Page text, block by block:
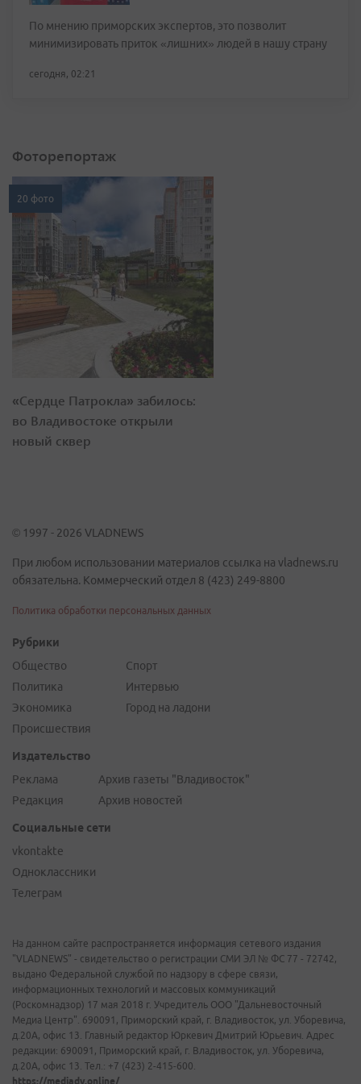
По мнению приморских экспертов, это позволит
минимизировать приток «лишних» людей в нашу страну
сегодня, 02:21
Фоторепортаж
20 фото
«Сердце Патрокла» забилось:
во Владивостоке открыли
новый сквер
© 1997 - 2026 VLADNEWS
При любом использовании материалов ссылка на vladnews.ru
обязательна. Коммерческий отдел 8 (423) 249-8800
Политика обработки персональных данных
Рубрики
Общество
Политика
Экономика
Происшествия
Спорт
Интервью
Город на ладони
Издательство
Реклама
Редакция
Архив газеты "Владивосток"
Архив новостей
Социальные сети
vkontakte
Одноклассники
Телеграм
На данном сайте распространяется информация сетевого издания
"VLADNEWS" - свидетельство о регистрации СМИ ЭЛ № ФС 77 - 72742,
выдано Федеральной службой по надзору в сфере связи,
информационных технологий и массовых коммуникаций
(Роскомнадзор) 17 мая 2018 г. Учредитель ООО "Дальневосточный
Медиа Центр". 690091, Приморский край, г. Владивосток, ул. Уборевича,
д.20А, офис 13. Главный редактор Юркевич Дмитрий Юрьевич. Адрес
редакции: 690091, Приморский край, г. Владивосток, ул. Уборевича,
д.20А, офис 13. Тел.: +7 (423) 2-415-600.
https://mediadv.online/